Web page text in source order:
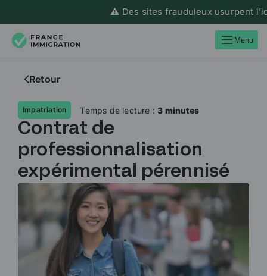
⚠️ Des sites frauduleux usurpent
Menu
Retour
Impatriation Temps de lecture :3 minutes
Contrat de
professionnalisation
expérimental pérennisé